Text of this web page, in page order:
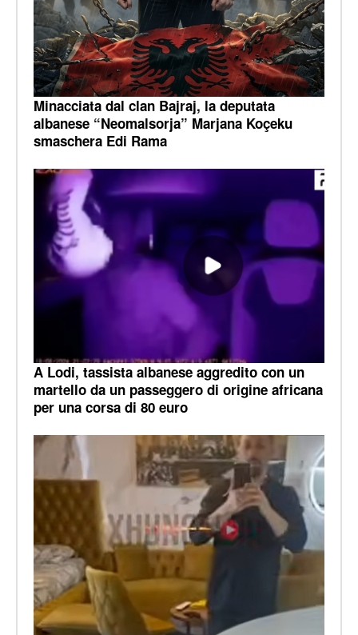
Minacciata dal clan Bajraj, la deputata
albanese “Neomalsorja” Marjana Koçeku
smaschera Edi Rama
A Lodi, tassista albanese aggredito con un
martello da un passeggero di origine africana
per una corsa di 80 euro